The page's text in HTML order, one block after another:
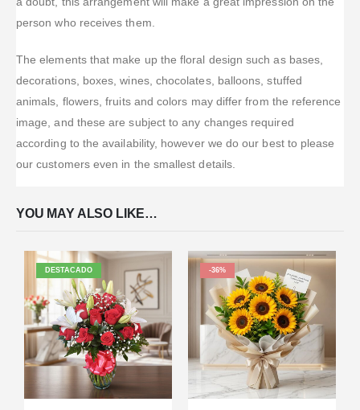
person who receives them.
The elements that make up the floral design such as bases,
decorations, boxes, wines, chocolates, balloons, stuffed
animals, flowers, fruits and colors may differ from the reference
image, and these are subject to any changes required
according to the availability, however we do our best to please
our customers even in the smallest details.
YOU MAY ALSO LIKE…
DESTACADO -36%